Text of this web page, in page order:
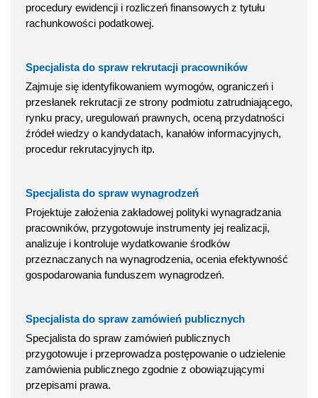
procedury ewidencji i rozliczeń finansowych z tytułu
rachunkowości podatkowej.
Specjalista do spraw rekrutacji pracowników
Zajmuje się identyfikowaniem wymogów, ograniczeń i
przesłanek rekrutacji ze strony podmiotu zatrudniającego,
rynku pracy, uregulowań prawnych, oceną przydatności
źródeł wiedzy o kandydatach, kanałów informacyjnych,
procedur rekrutacyjnych itp.
Specjalista do spraw wynagrodzeń
Projektuje założenia zakładowej polityki wynagradzania
pracowników, przygotowuje instrumenty jej realizacji,
analizuje i kontroluje wydatkowanie środków
przeznaczanych na wynagrodzenia, ocenia efektywność
gospodarowania funduszem wynagrodzeń.
Specjalista do spraw zamówień publicznych
Specjalista do spraw zamówień publicznych
przygotowuje i przeprowadza postępowanie o udzielenie
zamówienia publicznego zgodnie z obowiązującymi
przepisami prawa.